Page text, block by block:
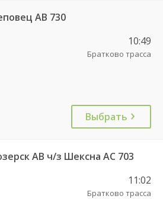
АВ 730
10:49
Братково трасса
Выбрать
АВ ч/з Шексна АС 703
11:02
Братково трасса